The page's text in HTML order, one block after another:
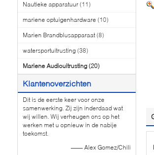
Nautieke apparatuur (11)
mariene optuigenhardware (10)
Marien Brandblusapparaat (8)
watersportuitrusting (38)
Mariene Audiouitrusting (20)
Klantenoverzichten
Dit is de eerste keer voor onze
samenwerking. Zij zijn inderdaad wat
wij willen. Wij verheugen ons op het
werken met u opnieuw in de nabije
toekomst.
—— Alex Gomez/Chili